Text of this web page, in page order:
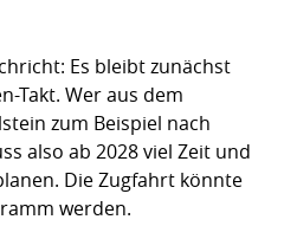
Es bleibt zunächst
Takt. Wer aus dem
zum Beispiel nach
also ab 2028 viel Zeit und
Die Zugfahrt könnte
werden.